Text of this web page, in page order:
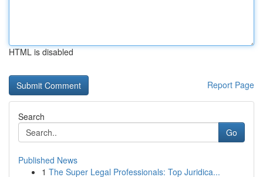
HTML is disabled
Report Page
Search
Go
Published News
1 The Super Legal Professionals: Top Juridica...